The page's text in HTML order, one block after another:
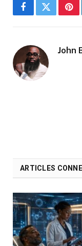
FacebookTwitter
John
ARTICLES